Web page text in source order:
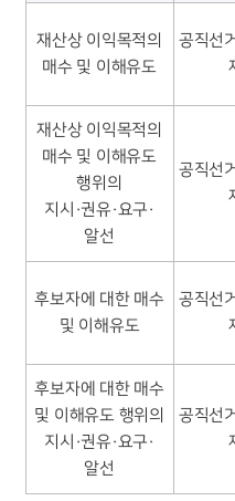
고객
통
형사
사례분
형
형사소
재산상 이익목적의
매수 및 이해유도
공직선
재산상 이익목적의
매수 및 이해유도
행위의
지시·권유·요구·
알선
공직선
후보자에 대한 매수
및 이해유도
공직선
후보자에 대한 매수
및 이해유도 행위의
지시·권유·요구·
알선
공직선